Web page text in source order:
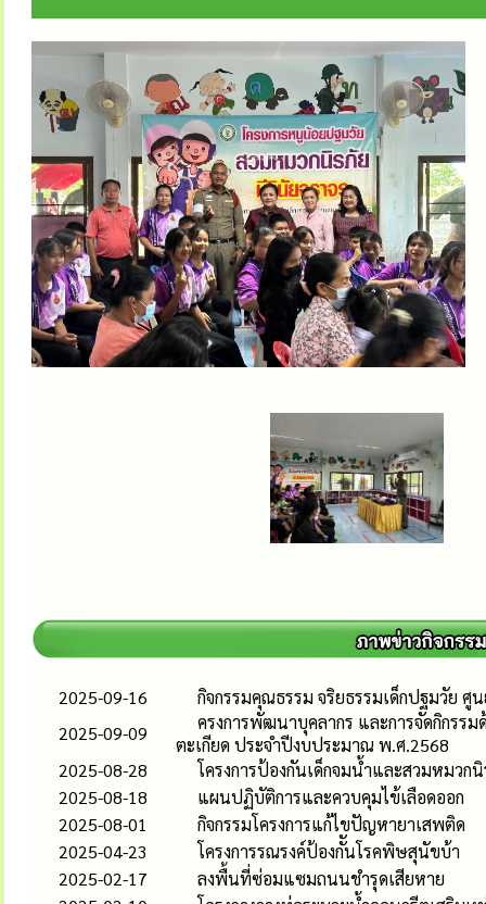
2025-09-16
กิจกรรมคุณธรรม จริยธรรมเด็กปฐมวัย
2025-09-09
ครงการพัฒนาบุคลากร และการจัดกิกรร
ตะเกียด ประจำปีงบประมาณ พ.ศ.2568
2025-08-28
โครงการป้องกันเด็กจมน้ำและสวมหมว
2025-08-18
แผนปฏิบัติการและควบคุมไข้เลือดออก
2025-08-01
กิจกรรมโครงการแก้ไขปัญหายาเสพติด
2025-04-23
โครงการรณรงค์ป้องกัันโรคพิษสุนัขบ้า
2025-02-17
ลงพื้นที่ซ่อมแซมถนนชำรุดเสียหาย